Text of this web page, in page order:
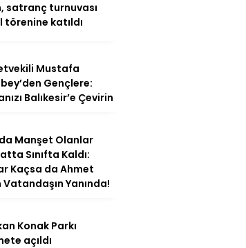
satranç turnuvası
törenine katıldı
Mustafa
Gençlere:
Balıkesir’e Çevirin
Manşet Olanlar
Sınıfta Kaldı:
Kaçsa da Ahmet
Vatandaşın Yanında!
Konak Parkı
açıldı